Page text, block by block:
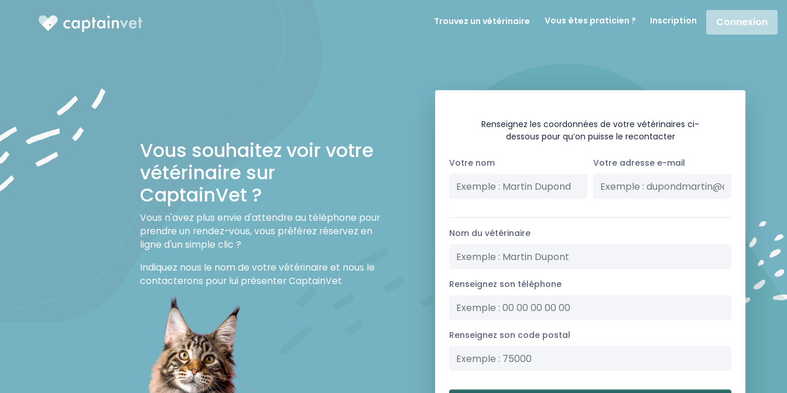
Trouvez un vétérinaire Vous êtes praticien ? Inscription Connexion
Vous souhaitez voir votre
vétérinaire sur
CaptainVet ?
Vous n'avez plus envie d'attendre au téléphone pour
prendre un rendez-vous, vous préférez réservez en
ligne d'un simple clic ?
Indiquez nous le nom de votre vétérinaire et nous le
contacterons pour lui présenter CaptainVet
Renseignez les coordonnées de votre vétérinaires ci-
dessous pour qu’on puisse le recontacter
Votre nom Votre adresse e-mail
Nom du vétérinaire
Renseignez son téléphone
Renseignez son code postal